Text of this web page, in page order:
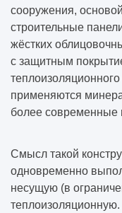
сооружения,
строительные
жёстких
с защитным
применяются
более современные
Смысл такой
одновременно
несущую (в